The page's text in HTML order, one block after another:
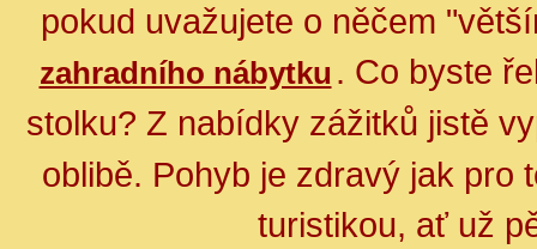
pokud uvažujete o něčem
zahradního nábytku . Co byste
stolku? Z nabídky zážitků jistě
oblibě. Pohyb je zdravý jak pro
turistikou, ať už